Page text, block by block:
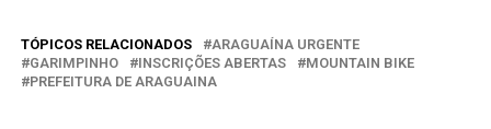
TÓPICOS RELACIONADOS
ARAGUAÍNA URGENTE
GARIMPINHO
INSCRIÇÕES ABERTAS
MOUNTAIN BIKE
PREFEITURA DE ARAGUAINA